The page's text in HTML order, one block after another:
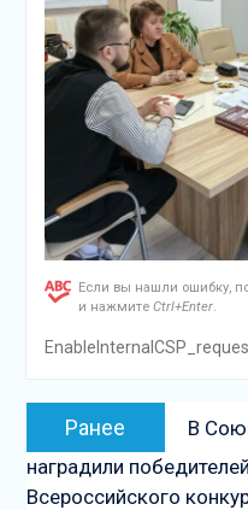
Если вы нашли ошибку,
и нажмите Ctrl+Enter.
Навигация
записям
Ранее
запись:
В
наградили
Всероссийского